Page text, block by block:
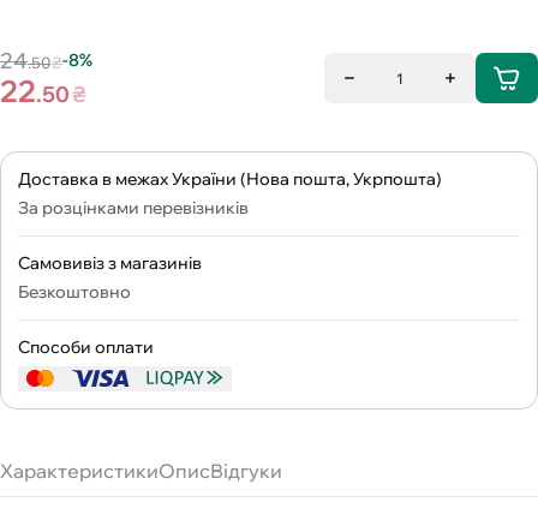
24.50₴-8%
22.50₴
1
Доставка в межах України (Нова пошта, Укрпошта)
За розцінками перевізників
Самовивіз з магазинів
Безкоштовно
Способи оплати
ХарактеристикиОписВідгуки